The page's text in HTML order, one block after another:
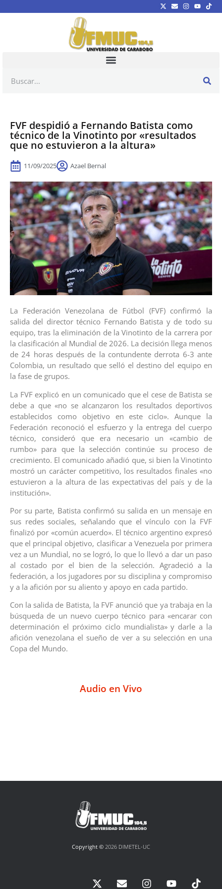
FVF despidió a Fernando Batista como
técnico de la Vinotinto por «resultados
que no estuvieron a la altura»
11/09/2025 Azael Bernal
La Federación Venezolana de Fútbol (FVF) confirmó la
salida del director técnico Fernando Batista y de todo su
equipo, tras la eliminación de la Vinotinto de la carrera por
la clasificación al Mundial de 2026. La decisión llega menos
de 24 horas después de la contundente derrota 6-3 ante
Colombia, un resultado que selló el destino del equipo en
la fase de grupos.
La FVF explicó en un comunicado que el cese de Batista se
debe a que «no se alcanzaron los resultados deportivos
establecidos como objetivo en este ciclo». Aunque la
Federación reconoció el esfuerzo y la entrega del cuerpo
técnico, consideró que era necesario un «cambio de
rumbo» para que la selección continúe su proceso de
crecimiento. El comunicado añadió que, si bien la Vinotinto
mostró un carácter competitivo, los resultados finales «no
estuvieron a la altura de las expectativas del país y de la
institución».
Por su parte, Batista confirmó su salida en un mensaje en
sus redes sociales, señalando que el vínculo con la FVF
finalizó por «común acuerdo». El técnico argentino expresó
que el principal objetivo, clasificar a Venezuela por primera
vez a un Mundial, no se logró, lo que lo llevó a dar un paso
al costado por el bien de la selección. Agradeció a la
federación, a los jugadores por su disciplina y compromiso
y a la afición por su aliento y apoyo en cada partido.
Con la salida de Batista, la FVF anunció que ya trabaja en la
búsqueda de un nuevo cuerpo técnico para «encarar con
determinación el próximo ciclo mundialista» y darle a la
afición venezolana el sueño de ver a su selección en una
Copa del Mundo.
Audio en Vivo
Copyright © 2026 DIMETEL-UC